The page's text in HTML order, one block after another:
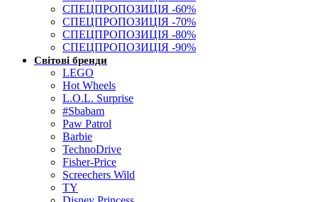
СПЕЦПРОПОЗИЦІЯ -60%
СПЕЦПРОПОЗИЦІЯ -70%
СПЕЦПРОПОЗИЦІЯ -80%
СПЕЦПРОПОЗИЦІЯ -90%
Світові бренди
LEGO
Hot Wheels
L.O.L. Surprise
#Sbabam
Paw Patrol
Barbie
TechnoDrive
Fisher-Price
Screechers Wild
TY